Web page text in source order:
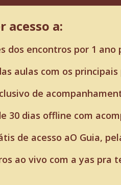
acesso a:
dos encontros por 1
aulas com os principais
de
30 dias offline com
de acesso aO Guia,
ao vivo com a yas pra